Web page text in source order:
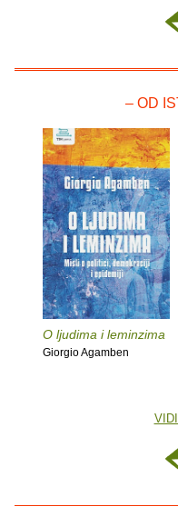
– OD
O ljudima i leminzima
Giorgio Agamben